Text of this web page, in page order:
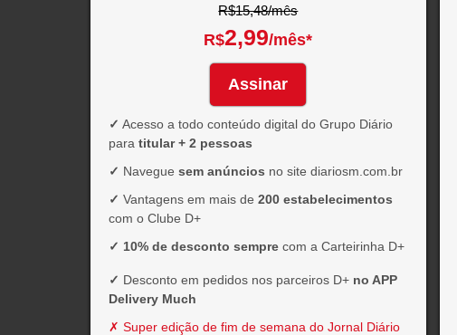
R$15,48/mês
R$2,99/mês*
Assinar
✓ Acesso a todo conteúdo digital do Grupo Diário
para titular + 2 pessoas
✓ Navegue sem anúncios no site diariosm.com.br
✓ Vantagens em mais de 200 estabelecimentos
com o Clube D+
✓ 10% de desconto semprecom a Carteirinha D+
✓ Desconto em pedidos nos parceiros D+no APP
Delivery Much
✗ Super edição de fim de semana do Jornal Diário